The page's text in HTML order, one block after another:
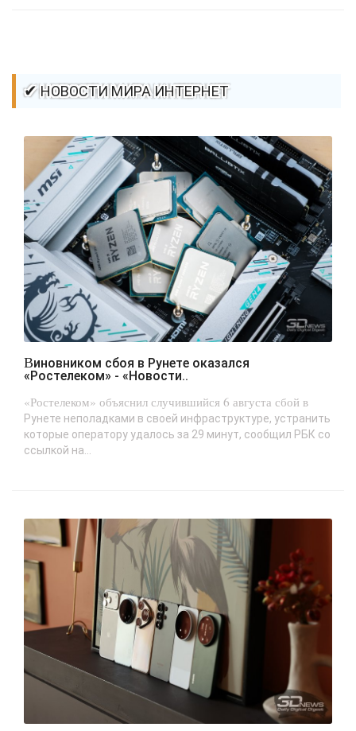
✔ НОВОСТИ МИРА ИНТЕРНЕТ
Виновником сбоя в Рунете оказался
«Ростелеком» - «Новости..
«Ростелеком» объяснил случившийся 6 августа сбой в
Рунете неполадками в своей инфраструктуре, устранить
которые оператору удалось за 29 минут, сообщил РБК со
ссылкой на...